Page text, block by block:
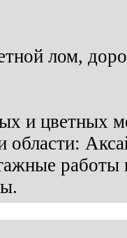
лом,
и цветных
области:
работы